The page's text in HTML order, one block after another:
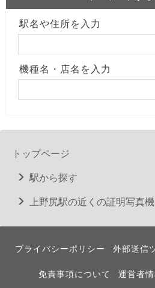
駅名や住所を入力
機種名・店名を入力
トップページ
駅から探す
上野尻駅の近くの証明写真機
プライバシーポリシー 外部送信
免責事項について 運営者情